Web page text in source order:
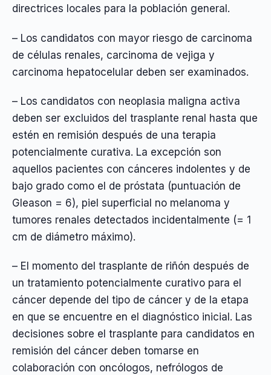
directrices locales para la población general.
– Los candidatos con mayor riesgo de carcinoma
de células renales, carcinoma de vejiga y
carcinoma hepatocelular deben ser examinados.
– Los candidatos con neoplasia maligna activa
deben ser excluidos del trasplante renal hasta que
estén en remisión después de una terapia
potencialmente curativa. La excepción son
aquellos pacientes con cánceres indolentes y de
bajo grado como el de próstata (puntuación de
Gleason = 6), piel superficial no melanoma y
tumores renales detectados incidentalmente (= 1
cm de diámetro máximo).
– El momento del trasplante de riñón después de
un tratamiento potencialmente curativo para el
cáncer depende del tipo de cáncer y de la etapa
en que se encuentre en el diagnóstico inicial. Las
decisiones sobre el trasplante para candidatos en
remisión del cáncer deben tomarse en
colaboración con oncólogos, nefrólogos de